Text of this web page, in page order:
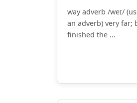
way adverb /weɪ/
an adverb) very far;
finished the ...